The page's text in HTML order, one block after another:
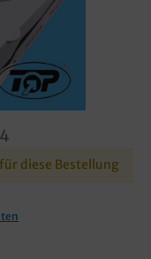
diese Bestellung